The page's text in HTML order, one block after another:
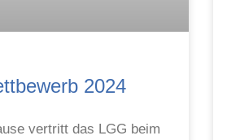
2024
vertritt das LGG beim